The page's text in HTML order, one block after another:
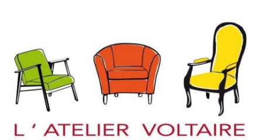
contenu
principal